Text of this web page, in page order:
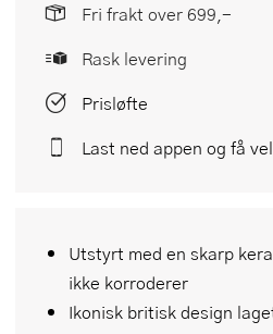
Utstyrt med en skarp
ikke korroderer
Ikonisk britisk design
Fri frakt over 699,-
Rask levering
Prisløfte
Last ned appen og få